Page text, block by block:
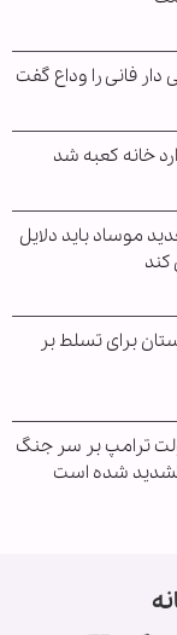
فانی را وداع گفت
خانه کعبه شد
موساد باید دلایل
کند
برای تسلط بر
ترامپ بر سر جنگ
تشدید شده است